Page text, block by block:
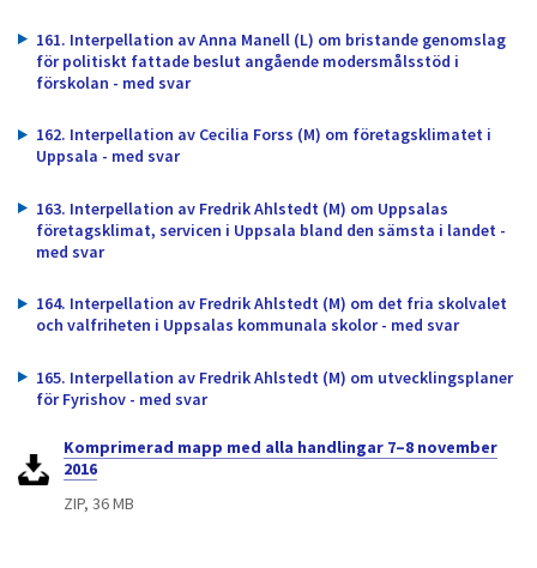
161. Interpellation av Anna Manell (L) om bristande genomslag
för politiskt fattade beslut angående modersmålsstöd i
förskolan - med svar
162. Interpellation av Cecilia Forss (M) om företagsklimatet i
Uppsala - med svar
163. Interpellation av Fredrik Ahlstedt (M) om Uppsalas
företagsklimat, servicen i Uppsala bland den sämsta i landet -
med svar
164. Interpellation av Fredrik Ahlstedt (M) om det fria skolvalet
och valfriheten i Uppsalas kommunala skolor - med svar
165. Interpellation av Fredrik Ahlstedt (M) om utvecklingsplaner
för Fyrishov - med svar
Komprimerad mapp med alla handlingar 7–8 november
2016
ZIP, 36 MB